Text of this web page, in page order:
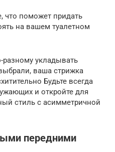
что поможет придать
на вашем туалетном
укладывать
ваша стрижка
Будьте всегда
и откройте для
стиль с асимметричной
передними